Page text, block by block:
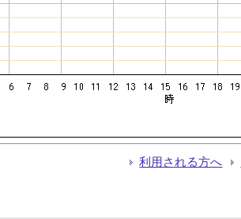
利用される方へ